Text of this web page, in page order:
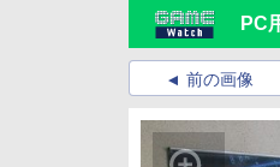
PC
前の画像